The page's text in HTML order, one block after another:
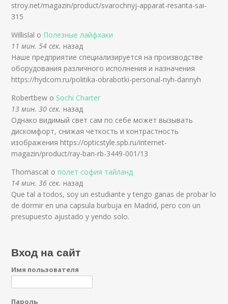
stroy.net/magazin/product/svarochnyj-apparat-resanta-sai-
315
Willislal о Полезные лайфхаки
11 мин. 54 сек. назад
Наше предприятие специализируется на производстве
оборудования различного исполнения и назначения
https://hydcom.ru/politika-obrabotki-personal-nyh-dannyh
Robertbew о Sochi Charter
13 мин. 30 сек. назад
Однако видимый свет сам по себе может вызывать
дискомфорт, снижая четкость и контрастность
изображения https://opticstyle.spb.ru/internet-
magazin/product/ray-ban-rb-3449-001/13
Thomascat ополет софия тайланд
14 мин. 36 сек. назад
Que tal a todos, soy un estudiante y tengo ganas de probar lo
de dormir en una capsula burbuja en Madrid, pero con un
presupuesto ajustado y yendo solo.
Вход на сайт
Имя пользователя
Пароль